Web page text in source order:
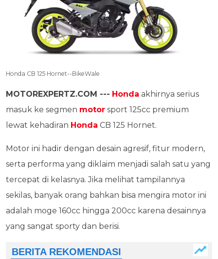
Honda CB 125 Hornet--BikeWale
MOTOREXPERTZ.COM --- Honda akhirnya serius
masuk ke segmen motor sport 125cc premium
lewat kehadiran Honda CB 125 Hornet.
Motor ini hadir dengan desain agresif, fitur modern,
serta performa yang diklaim menjadi salah satu yang
tercepat di kelasnya. Jika melihat tampilannya
sekilas, banyak orang bahkan bisa mengira motor ini
adalah moge 160cc hingga 200cc karena desainnya
yang sangat sporty dan berisi.